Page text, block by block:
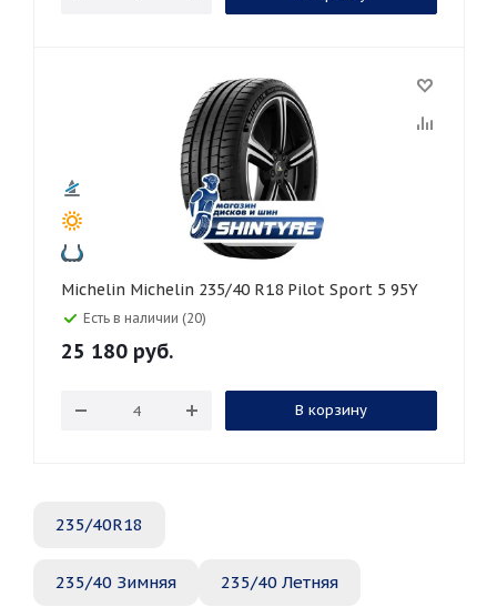
Michelin Michelin 235/40 R18 Pilot Sport 5 95Y
Есть в наличии (20)
25 180 руб.
В корзину
235/40R18
235/40 Зимняя 235/40 Летняя